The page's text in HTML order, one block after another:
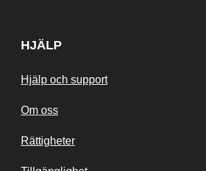
HJÄLP
Hjälp och support
Om oss
Rättigheter